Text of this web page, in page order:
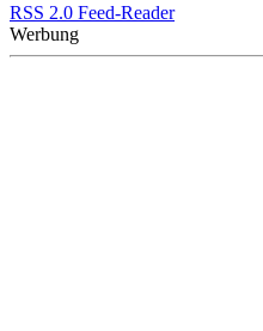
RSS 2.0 Feed-Reader
Werbung